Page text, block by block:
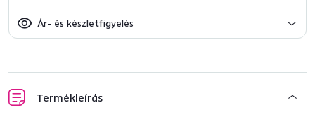
Ár- és készletfigyelés
Termékleírás